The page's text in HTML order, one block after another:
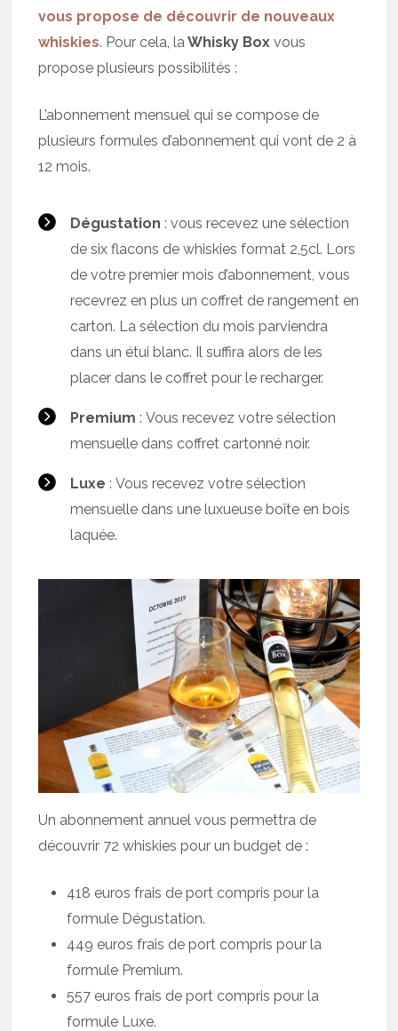
vous propose de découvrir de nouveaux
whiskies. Pour cela, laWhisky Box vous
propose plusieurs possibilités :
L’abonnement mensuel qui se compose de
plusieurs formules d’abonnement qui vont de 2 à
12 mois.
Dégustation : vous recevez une sélection
de six flacons de whiskies format 2,5cl. Lors
de votre premier mois d’abonnement, vous
recevrez en plus un coffret de rangement en
carton. La sélection du mois parviendra
dans un étui blanc. Il suffira alors de les
placer dans le coffret pour le recharger.
Premium: Vous recevez votre sélection
mensuelle dans coffret cartonné noir.
Luxe : Vous recevez votre sélection
mensuelle dans une luxueuse boîte en bois
laquée.
Un abonnement annuel vous permettra de
découvrir 72 whiskies pour un budget de :
418 euros frais de port compris pour la
formule Dégustation.
449 euros frais de port compris pour la
formule Premium.
557 euros frais de port compris pour la
formule Luxe.